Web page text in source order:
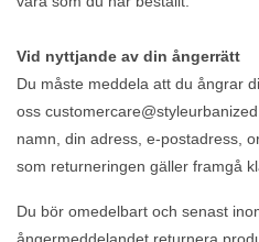
Vid nyttjande av din ångerrätt
Du måste meddela att du ångrar
oss
namn, din adress, e-postadress,
som returneringen gäller framgå
Du bör omedelbart och senast